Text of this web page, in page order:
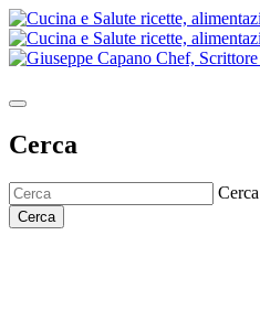
Cerca
Cerca
Cerca